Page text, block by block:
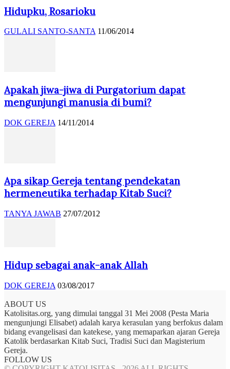
Hidupku, Rosarioku
GULALI SANTO-SANTA 11/06/2014
Apakah jiwa-jiwa di Purgatorium dapat
mengunjungi manusia di bumi?
DOK GEREJA 14/11/2014
Apa sikap Gereja tentang pendekatan
hermeneutika terhadap Kitab Suci?
TANYA JAWAB 27/07/2012
Hidup sebagai anak-anak Allah
DOK GEREJA 03/08/2017
ABOUT US
Katolisitas.org, yang dimulai tanggal 31 Mei 2008 (Pesta Maria
mengunjungi Elisabet) adalah karya kerasulan yang berfokus dalam
bidang evangelisasi dan katekese, yang memaparkan ajaran Gereja
Katolik berdasarkan Kitab Suci, Tradisi Suci dan Magisterium
Gereja.
FOLLOW US